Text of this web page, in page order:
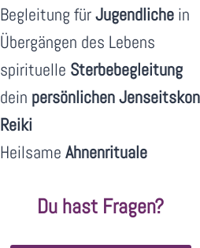
Begleitung fürJugendlichein
Übergängen des Lebens
spirituelle Sterbebegleitung
dein persönlichen
Reiki
Heilsame Ahnenrituale
Du hast Fragen?